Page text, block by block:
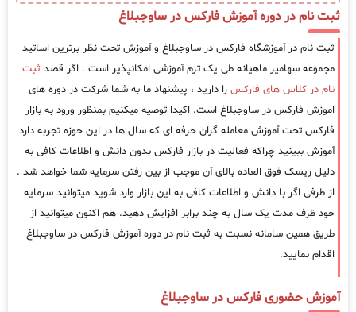
ثبت نام در دوره آموزش فارکس در ساوجبلاغ
ثبت نام در آموزشگاه فارکس در ساوجبلاغ و آموزش تحت نظر برترین اساتید
مجموعه سهامیر ماهیانه طی یک ترم آموزشی امکانپذیر است . اگر قصد ثبت
نام در کلاس های فارکس را دارید ، پیشنهاد ما به شما شرکت در دوره های
اموزش فارکس در ساوجبلاغ است. اکیدا توصیه میکنیم بمنظور ورود به بازار
فارکس تحت آموزش معامله گران حرفه ای که سال ها در این حوزه تجربه دارد
آموزش ببینید چراکه فعالیت در بازار فارکس بدون دانش و اطلاعات کافی به
دلیل ریسک فوق العاده بالای آن موجب از بین رفتن سرمایه شما خواهد شد .
از طرفی اگر با دانش و اطلاعات کافی به این بازار وارد شوید میتوانید سرمایه
خود ظرف مدت یک سال به چند برابر افزایش دهید. هم اکنون میتوانید از
طریق همین سامانه نسبت به ثبت نام در دوره آموزش فارکس در ساوجبلاغ
اقدام نمایید.
آموزش حضوری فارکس در ساوجبلاغ